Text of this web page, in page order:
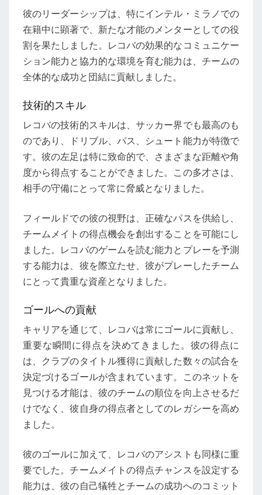
彼のリーダーシップは、特にインテル・ミラノでの
在籍中に顕著で、新たな才能のメンターとしての役
割を果たしました。レコバの効果的なコミュニケー
ション能力と協力的な環境を育む能力は、チームの
全体的な成功と団結に貢献しました。
技術的スキル
レコバの技術的スキルは、サッカー界でも最高のも
のであり、ドリブル、パス、シュート能力が特徴で
す。彼の左足は特に致命的で、さまざまな距離や角
度から得点することができました。この多才さは、
相手の守備にとって常に脅威となりました。
フィールドでの彼の視野は、正確なパスを供給し、
チームメイトの得点機会を創出することを可能にし
ました。レコバのゲームを読む能力とプレーを予測
する能力は、彼を際立たせ、彼がプレーしたチーム
にとって貴重な資産となりました。
ゴールへの貢献
キャリアを通じて、レコバは常にゴールに貢献し、
重要な瞬間に得点を決めてきました。彼の得点に
は、クラブのタイトル獲得に貢献した数々の試合を
決定づけるゴールが含まれています。このネットを
見つける才能は、彼のチームの順位を向上させるだ
けでなく、彼自身の得点者としてのレガシーを高め
ました。
彼のゴールに加えて、レコバのアシストも同様に重
要でした。チームメイトの得点チャンスを設定する
能力は、彼の自己犠牲とチームの成功へのコミット